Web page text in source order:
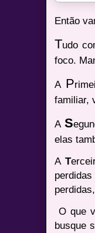
Então
Tudo
foco.
AP
familiar,
AS
elas
AT
O que
busque